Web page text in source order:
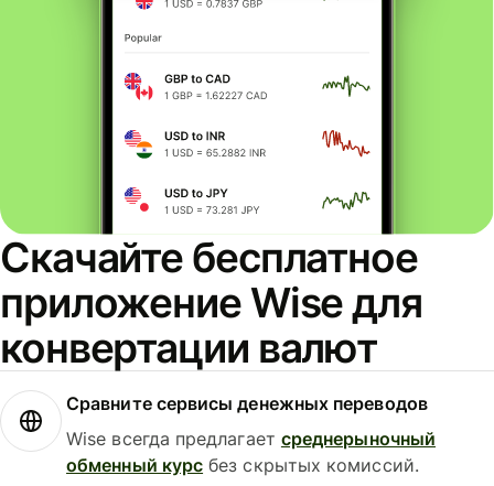
Скачайте бесплатное
приложение Wise для
конвертации валют
Сравните сервисы денежных переводов
Wise всегда предлагает среднерыночный
обменный курс без скрытых комиссий.